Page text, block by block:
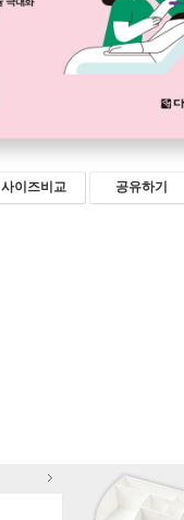
사이즈비교 공유하기